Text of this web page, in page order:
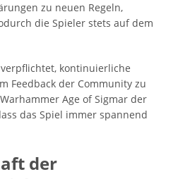
zu neuen Regeln,
die Spieler stets auf dem
kontinuierliche
Feedback der Community zu
Age of Sigmar der
das Spiel immer spannend
der